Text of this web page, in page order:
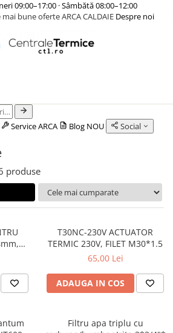
SOLID
APA
- AUTOMATIZARI
09:00–17:00 · Sâmbătă 08:00–12:00
bune oferte ARCA CALDAIE Despre noi
Service ARCA Blog NOU Social
produse
T30NC-230V ACTUATOR
TERMIC 230V, FILET M30*1.5
65,00 Lei
ADAUGA IN COS
Filtru apa triplu cu